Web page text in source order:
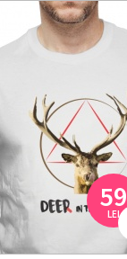
59
LEI